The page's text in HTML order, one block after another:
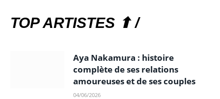
TOP ARTISTES ⬆ /
Aya Nakamura : histoire
complète de ses relations
amoureuses et de ses couples
04/06/2026